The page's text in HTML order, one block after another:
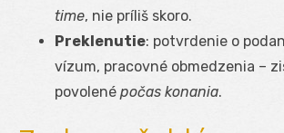
time, nie príliš skoro.
Preklenutie: potvrdenie o
vízum, pracovné obmedzenia –
povolené počas konania.